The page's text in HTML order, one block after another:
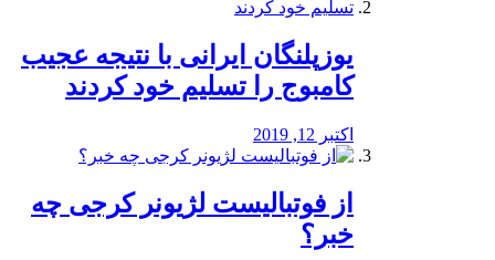
یوزپلنگان ایرانی با نتیجه عجیب
کامبوج را تسلیم خود کردند
اکتبر 12, 2019
از فوتبالیست لژیونر کرجی چه
خبر؟